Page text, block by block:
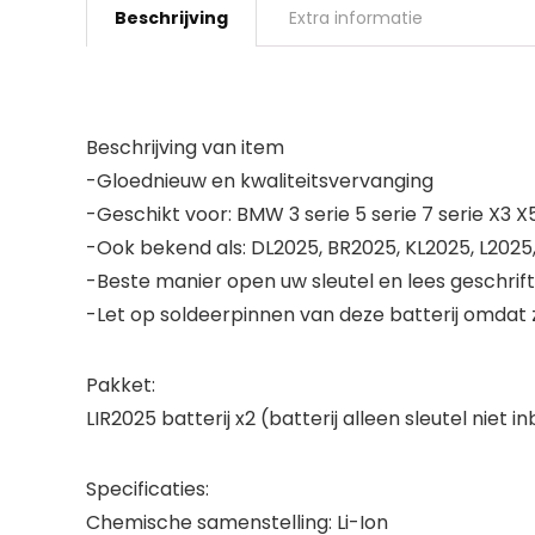
Beschrijving Extra informatie
Beschrijving van item
-Gloednieuw en kwaliteitsvervanging
-Geschikt voor: BMW 3 serie 5 serie 7 serie X3 X5
-Ook bekend als: DL2025, BR2025, KL2025,
-Beste manier open uw sleutel en lees
-Let op soldeerpinnen van deze batterij omdat
Pakket:
LIR2025 batterij x2 (batterij alleen sleutel niet
Specificaties:
Chemische samenstelling: Li-Ion